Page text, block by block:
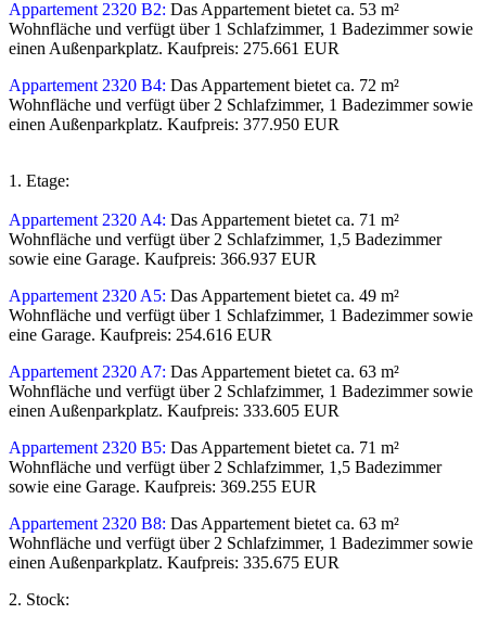
Appartement 2320 B2: Das Appartement bietet ca. 53 m²
Wohnfläche und verfügt über 1 Schlafzimmer, 1 Badezimmer sowie
einen Außenparkplatz. Kaufpreis: 275.661 EUR
Appartement 2320 B4: Das Appartement bietet ca. 72 m²
Wohnfläche und verfügt über 2 Schlafzimmer, 1 Badezimmer sowie
einen Außenparkplatz. Kaufpreis: 377.950 EUR
1. Etage:
Appartement 2320 A4: Das Appartement bietet ca. 71 m²
Wohnfläche und verfügt über 2 Schlafzimmer, 1,5 Badezimmer
sowie eine Garage. Kaufpreis: 366.937 EUR
Appartement 2320 A5: Das Appartement bietet ca. 49 m²
Wohnfläche und verfügt über 1 Schlafzimmer, 1 Badezimmer sowie
eine Garage. Kaufpreis: 254.616 EUR
Appartement 2320 A7: Das Appartement bietet ca. 63 m²
Wohnfläche und verfügt über 2 Schlafzimmer, 1 Badezimmer sowie
einen Außenparkplatz. Kaufpreis: 333.605 EUR
Appartement 2320 B5: Das Appartement bietet ca. 71 m²
Wohnfläche und verfügt über 2 Schlafzimmer, 1,5 Badezimmer
sowie eine Garage. Kaufpreis: 369.255 EUR
Appartement 2320 B8: Das Appartement bietet ca. 63 m²
Wohnfläche und verfügt über 2 Schlafzimmer, 1 Badezimmer sowie
einen Außenparkplatz. Kaufpreis: 335.675 EUR
2. Stock: